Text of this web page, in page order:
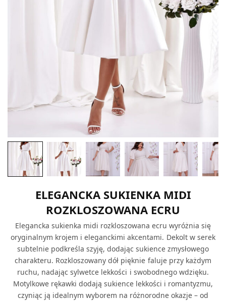
ELEGANCKA SUKIENKA MIDI
ROZKLOSZOWANA ECRU
Elegancka sukienka midi rozkloszowana ecru wyróżnia się
oryginalnym krojem i eleganckimi akcentami. Dekolt w serek
subtelnie podkreśla szyję, dodając sukience zmysłowego
charakteru. Rozkloszowany dół pięknie faluje przy każdym
ruchu, nadając sylwetce lekkości i swobodnego wdzięku.
Motylkowe rękawki dodają sukience lekkości i romantyzmu,
czyniąc ją idealnym wyborem na różnorodne okazje – od